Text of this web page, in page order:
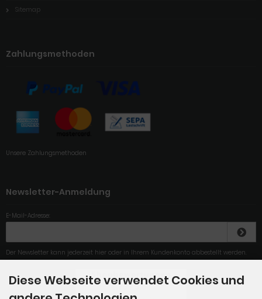
Sitemap
Zahlungsmethoden
Unsere Zahlungsmethoden
Newsletter-Anmeldung
E-Mail-Adresse:
Der Newsletter kann jederzeit hier oder in Ihrem Kundenkonto abbestellt werden.
4.79/5.00
Diese Webseite verwendet Cookies und